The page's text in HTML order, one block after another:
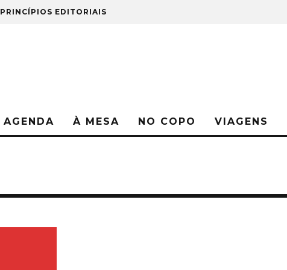
PRINCÍPIOS EDITORIAIS
AGENDA À MESA NO COPO VIAGENS